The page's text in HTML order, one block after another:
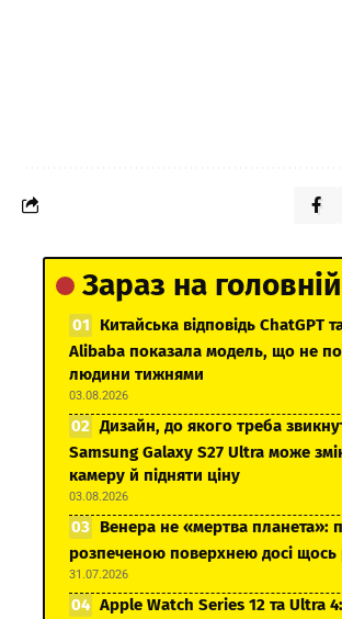
Зараз на головній
Китайська відповідь ChatGPT
Alibaba показала модель, що не
людини тижнями
03.08.2026
Дизайн, до якого треба
Samsung Galaxy S27 Ultra може
камеру й підняти ціну
03.08.2026
Венера не «мертва планета»:
розпеченою поверхнею досі щось
31.07.2026
Apple Watch Series 12 та Ultra